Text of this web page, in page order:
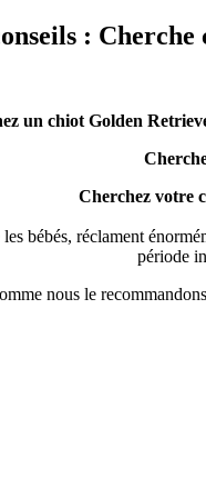
:
un chiot Golden
Cherchez votre
bébés, réclament
période
nous le